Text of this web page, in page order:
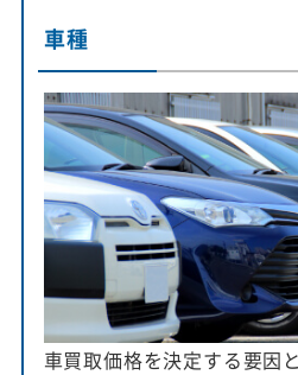
車種
車買取価格を決定する要因